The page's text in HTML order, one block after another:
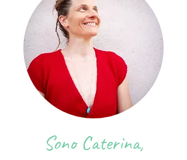
Sono Caterina,